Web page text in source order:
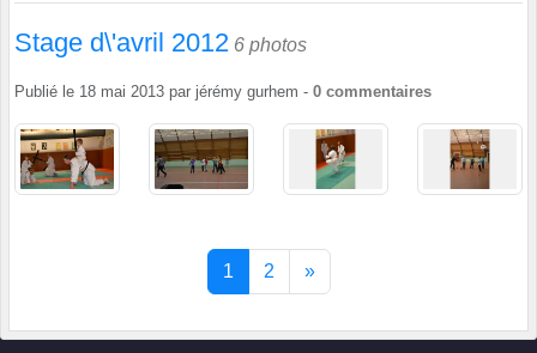
Stage d\'avril 2012 6 photos
Publié le 18 mai 2013 par jérémy gurhem - 0 commentaires
1 2 »